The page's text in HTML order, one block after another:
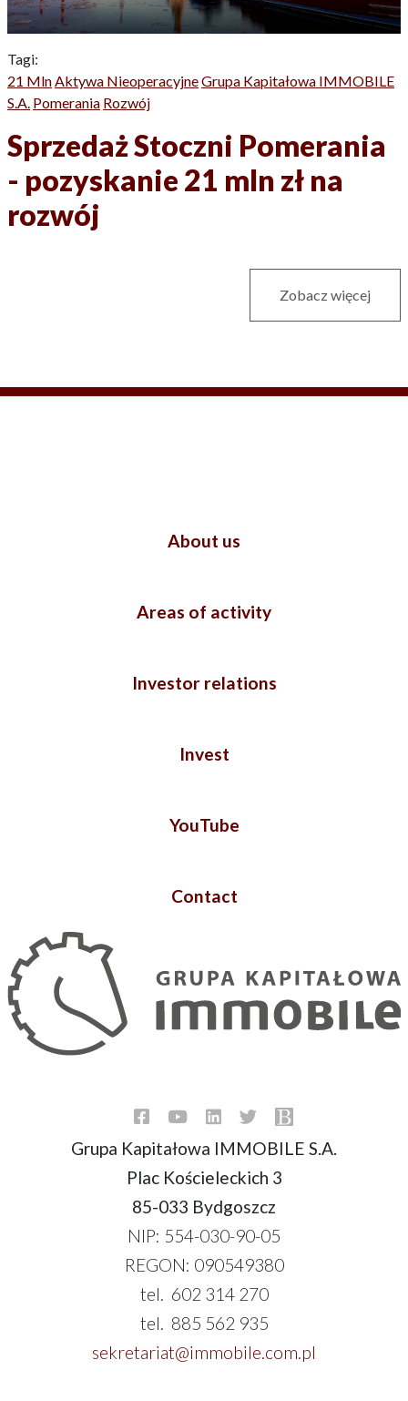
Tagi:
21 MlnAktywa NieoperacyjneGrupa Kapitałowa IMMOBILE
S.A. Pomerania Rozwój
Sprzedaż Stoczni Pomerania
- pozyskanie 21 mln zł na
rozwój
Zobacz więcej
About us
Areas of activity
Investor relations
Invest
YouTube
Contact
Grupa Kapitałowa IMMOBILE S.A.
Plac Kościeleckich 3
85-033 Bydgoszcz
NIP: 554-030-90-05
REGON: 090549380
tel. 602 314 270
tel. 885 562 935
sekretariat@immobile.com.pl